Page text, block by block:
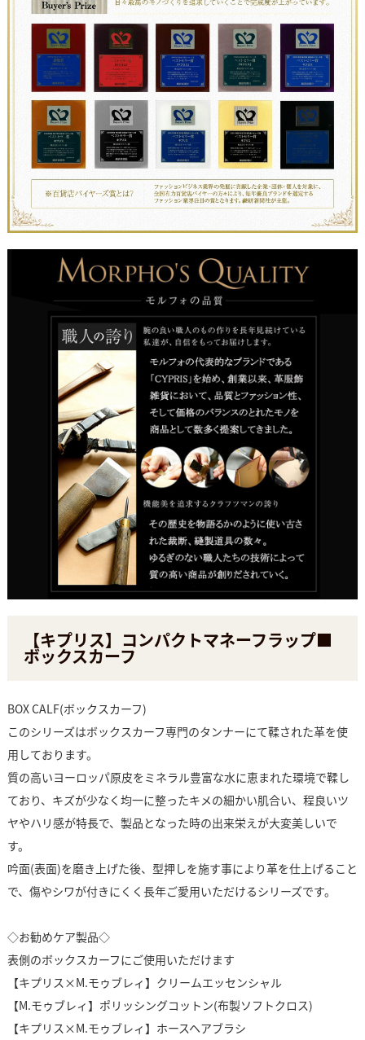
【キプリス】コンパクトマネーフラップ■
ボックスカーフ
BOX CALF(ボックスカーフ)
このシリーズはボックスカーフ専門のタンナーにて鞣された革を使
用しております。
質の高いヨーロッパ原皮をミネラル豊富な水に恵まれた環境で鞣し
ており、キズが少なく均一に整ったキメの細かい肌合い、程良いツ
ヤやハリ感が特長で、製品となった時の出来栄えが大変美しいで
す。
吟面(表面)を磨き上げた後、型押しを施す事により革を仕上げること
で、傷やシワが付きにくく長年ご愛用いただけるシリーズです。
◇お勧めケア製品◇
表側のボックスカーフにご使用いただけます
【キプリス×M.モゥブレィ】クリームエッセンシャル
【M.モゥブレィ】ポリッシングコットン(布製ソフトクロス)
【キプリス×M.モゥブレィ】ホースヘアブラシ